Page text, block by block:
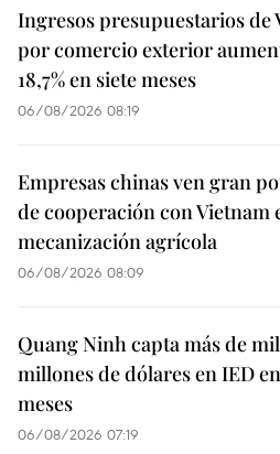
Ingresos presupuestarios de
por comercio exterior
18,7% en siete meses
06/08/2026 08:19
Empresas chinas ven gran
de cooperación con Vietnam
mecanización agrícola
06/08/2026 08:09
Quang Ninh capta más de mil
millones de dólares en IED
meses
06/08/2026 07:19